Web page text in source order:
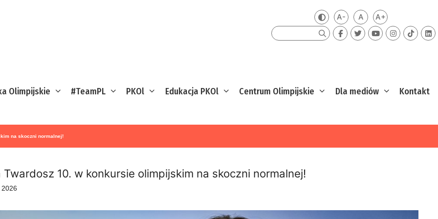
Zmień kontrast
A-Mniejsza czcionka
ADomyślna czcionka
A+Większa
Szukaj
Olimpijskie #TeamPL PKOl Edukacja PKOl Centrum Olimpijskie Dla mediów Kontakt
na skoczni normalnej!
Twardosz 10. w konkursie olimpijskim na skoczni normalnej!